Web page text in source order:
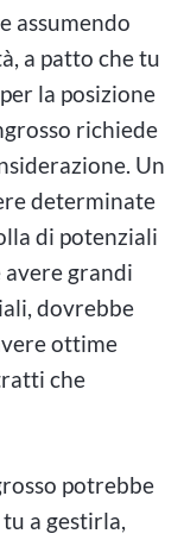
assumendo
a patto che tu
la posizione
richiede
Un
determinate
di potenziali
avere grandi
dovrebbe
ottime
che
potrebbe
a gestirla,